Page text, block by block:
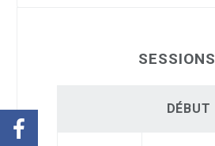
SESSIONS
DÉBUT